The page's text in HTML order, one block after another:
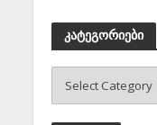
კატეგორიები